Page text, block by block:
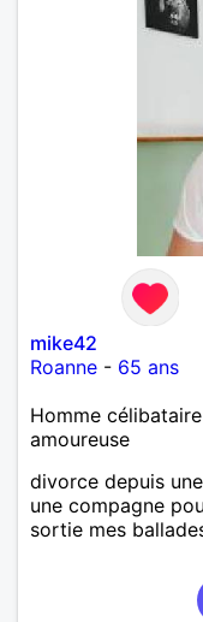
mike42
Roanne - 65 ans
Homme
amoureuse
divorce depuis
une compagne
sortie mes